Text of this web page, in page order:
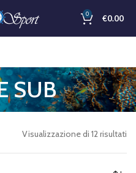
0 €0.00
SUB
Visualizzazione di 12 risultati